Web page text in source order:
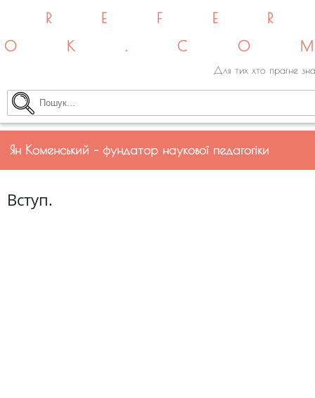
Для тих хто прагне
Ян Коменський – фундатор наукової педагогіки
Вступ.